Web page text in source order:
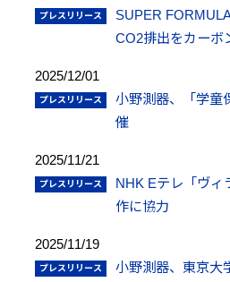
SUPER
CO2排出をカーボ
2025/12/01
小野測器、「学童
催
2025/11/21
NHK Eテレ「ヴィ
作に協力
2025/11/19
小野測器、東京大